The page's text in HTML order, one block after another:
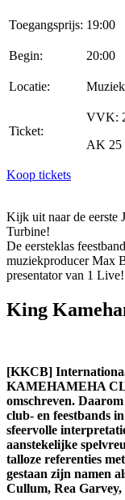
Toegangsprijs: 19:00
Begin: 20:00
Locatie:
Ticket:
VVK:
AK 25
Koop tickets
Kijk uit naar de eerste
Turbine!
De eersteklas
muziekproducer Max
presentator van 1 Live!
King
[KKCB]
KAMEHAMEHA
omschreven.
club- en feestbands
sfeervolle
aanstekelijke
talloze referenties
gestaan zijn namen
Cullum, Rea Garvey,